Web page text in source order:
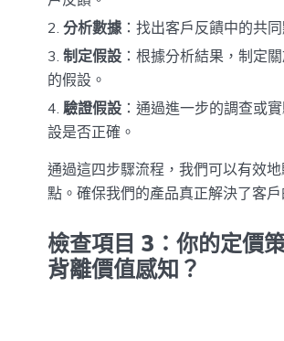
分析數據 ：找出客戶反饋中的共
制定假設 ：根據分析結果，制定
的假設。
驗證假設 ：通過進一步的調查或
設是否正確。
通過這四步驟流程，我們可以有效
點。確保我們的產品真正解決了客戶
檢查項目 3：你的定價
背離價值感知？